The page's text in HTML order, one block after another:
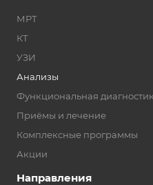
МРТ
КТ
УЗИ
Анализы
Функциональная
Приёмы и лечение
Комплексные программы
Акции
Направления